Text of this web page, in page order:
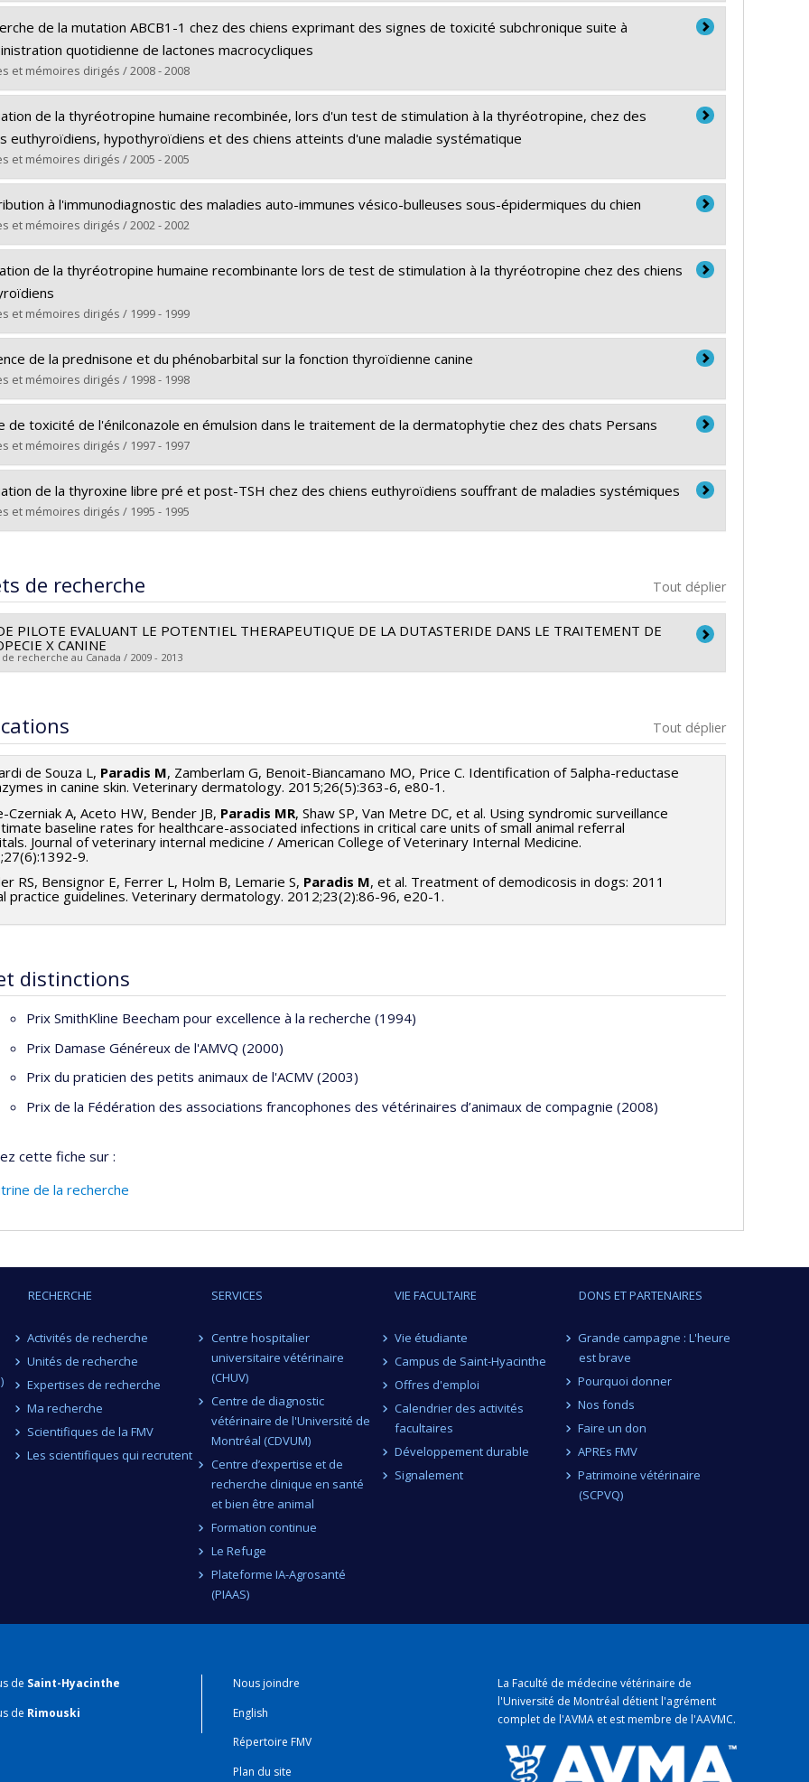
:Bernardi de Souza, Lucilene
:Maîtrise
obtenu :M. Sc.
le document dans Papyrus
de la mutation ABCB1-1 chez des chiens exprimant des signes de toxicité subchronique suite à
quotidienne de lactones macrocycliques
et mémoires dirigés / 2008 - 2008
: Bissonnette, Stéphane
:Maîtrise
obtenu :M. Sc.
le document dans Papyrus
de la thyréotropine humaine recombinée, lors d'un test de stimulation à la thyréotropine, chez des
euthyroïdiens, hypothyroïdiens et des chiens atteints d'une maladie systématique
et mémoires dirigés / 2005 - 2005
:Fifle, Lyanne
: Maîtrise
obtenu :M. Sc.
le document dans Papyrus
à l'immunodiagnostic des maladies auto-immunes vésico-bulleuses sous-épidermiques du chien
et mémoires dirigés / 2002 - 2002
: Favrot, Claude
:Maîtrise
obtenu :M. Sc.
le document dans Papyrus
de la thyréotropine humaine recombinante lors de test de stimulation à la thyréotropine chez des chiens
et mémoires dirigés / 1999 - 1999
:Sauvé, Frédéric
: Maîtrise
obtenu :M. Sc.
le document dans Papyrus
de la prednisone et du phénobarbital sur la fonction thyroïdienne canine
et mémoires dirigés / 1998 - 1998
:Daminet, Sylvie
: Maîtrise
obtenu :M. Sc.
le document dans Papyrus
de toxicité de l'énilconazole en émulsion dans le traitement de la dermatophytie chez des chats Persans
et mémoires dirigés / 1997 - 1997
: Jaham, Caroline de
: Maîtrise
obtenu :M. Sc.
de la thyroxine libre pré et post-TSH chez des chiens euthyroïdiens souffrant de maladies systémiques
et mémoires dirigés / 1995 - 1995
:
Maîtrise
obtenu :M. Sc.
de recherche Tout déplier
PILOTE EVALUANT LE POTENTIEL THERAPEUTIQUE DE LA DUTASTERIDE DANS LE TRAITEMENT DE
X CANINE
recherche au Canada / 2009 - 2013
de financement :
de subvention :
Tout déplier
de Souza L, Paradis M, Zamberlam G, Benoit-Biancamano MO, Price C. Identification of 5alpha-reductase
in canine skin. Veterinary dermatology. 2015;26(5):363-6, e80-1.
Czerniak A, Aceto HW, Bender JB, Paradis MR, Shaw SP, Van Metre DC, et al. Using syndromic surveillance
baseline rates for healthcare-associated infections in critical care units of small animal referral
Journal of veterinary internal medicine / American College of Veterinary Internal Medicine.
9.
RS, Bensignor E, Ferrer L, Holm B, Lemarie S, Paradis M, et al. Treatment of demodicosis in dogs: 2011
practice guidelines. Veterinary dermatology. 2012;23(2):86-96, e20-1.
distinctions
Prix SmithKline Beecham pour excellence à la recherche (1994)
Prix Damase Généreux de l'AMVQ (2000)
Prix du praticien des petits animaux de l'ACMV (2003)
Prix de la Fédération des associations francophones des vétérinaires d’animaux de compagnie (2008)
cette fiche sur :
de la recherche
RECHERCHE
Activités de recherche
Unités de recherche
Expertises de recherche
Ma recherche
Scientifiques de la FMV
Les scientifiques qui recrutent
SERVICES
Centre hospitalier
universitaire vétérinaire
(CHUV)
Centre de diagnostic
vétérinaire de l'Université de
Montréal (CDVUM)
Centre d’expertise et de
recherche clinique en santé
et bien être animal
Formation continue
Le Refuge
Plateforme IA-Agrosanté
(PIAAS)
VIE FACULTAIRE
Vie étudiante
Campus de Saint-Hyacinthe
Offres d'emploi
Calendrier des activités
facultaires
Développement durable
Signalement
DONS ET PARTENAIRES
Grande campagne : L'heure
est brave
Pourquoi donner
Nos fonds
Faire un don
APREs FMV
Patrimoine vétérinaire
(SCPVQ)
de Saint-Hyacinthe
de Rimouski
Nous joindre
English
Répertoire FMV
Plan du site
La Faculté de médecine vétérinaire de
l'Université de Montréal détientl'agrément
complet de l'AVMA et est membre de l'AAVMC.